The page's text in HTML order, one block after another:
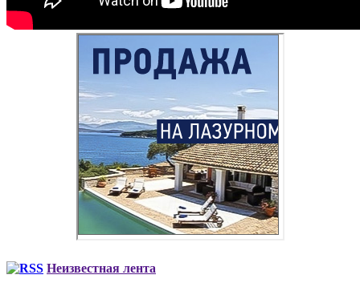
Неизвестная лента